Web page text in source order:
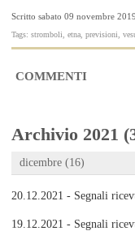
Scritto sabato 09 novembre
Tags: stromboli, etna, previsioni,
COMMENTI
Archivio 2021
dicembre (16)
20.12.2021 - Segnali
19.12.2021 - Segnali